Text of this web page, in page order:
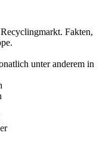
Fakten,
unter anderem in